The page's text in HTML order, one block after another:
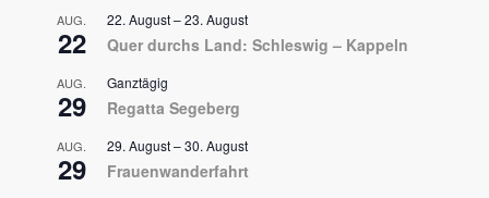
AUG.
22
22. August–23. August
Quer durchs Land: Schleswig – Kappeln
AUG.
29
Ganztägig
Regatta Segeberg
AUG.
29
29. August–30. August
Frauenwanderfahrt